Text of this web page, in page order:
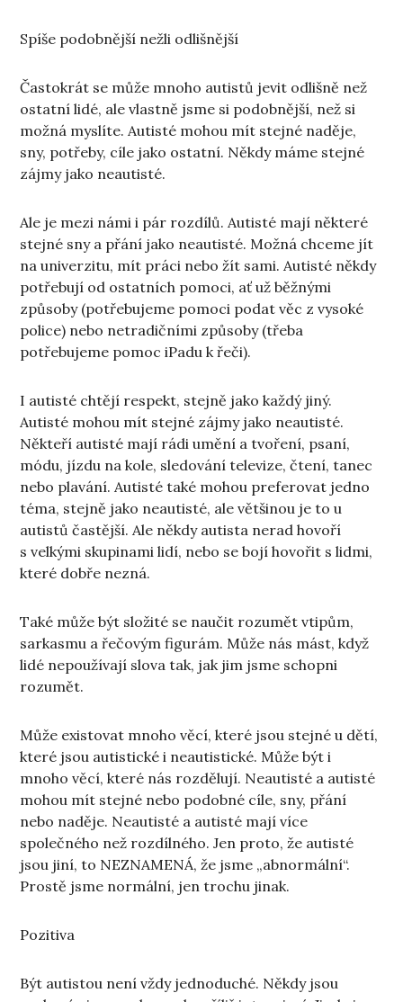
Spíše podobnější nežli odlišnější
Častokrát se může mnoho autistů jevit odlišně než
ostatní lidé, ale vlastně jsme si podobnější, než si
možná myslíte. Autisté mohou mít stejné naděje,
sny, potřeby, cíle jako ostatní. Někdy máme stejné
zájmy jako neautisté.
Ale je mezi námi i pár rozdílů. Autisté mají některé
stejné sny a přání jako neautisté. Možná chceme jít
na univerzitu, mít práci nebo žít sami. Autisté někdy
potřebují od ostatních pomoci, ať už běžnými
způsoby (potřebujeme pomoci podat věc z vysoké
police) nebo netradičními způsoby (třeba
potřebujeme pomoc iPadu k řeči).
I autisté chtějí respekt, stejně jako každý jiný.
Autisté mohou mít stejné zájmy jako neautisté.
Někteří autisté mají rádi umění a tvoření, psaní,
módu, jízdu na kole, sledování televize, čtení, tanec
nebo plavání. Autisté také mohou preferovat jedno
téma, stejně jako neautisté, ale většinou je to u
autistů častější. Ale někdy autista nerad hovoří
s velkými skupinami lidí, nebo se bojí hovořit s lidmi,
které dobře nezná.
Také může být složité se naučit rozumět vtipům,
sarkasmu a řečovým figurám. Může nás mást, když
lidé nepoužívají slova tak, jak jim jsme schopni
rozumět.
Může existovat mnoho věcí, které jsou stejné u dětí,
které jsou autistické i neautistické. Může být i
mnoho věcí, které nás rozdělují. Neautisté a autisté
mohou mít stejné nebo podobné cíle, sny, přání
nebo naděje. Neautisté a autisté mají více
společného než rozdílného. Jen proto, že autisté
jsou jiní, to NEZNAMENÁ, že jsme „abnormální“.
Prostě jsme normální, jen trochu jinak.
Pozitiva
Být autistou není vždy jednoduché. Někdy jsou